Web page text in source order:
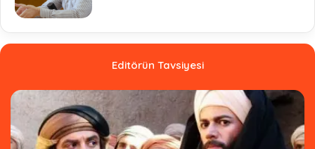
Editörün Tavsiyesi